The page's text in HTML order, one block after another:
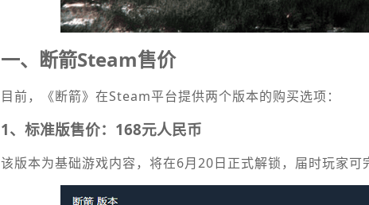
一、断箭Steam售价
目前，《断箭》在Steam平台提供两个版本的购买选项：
1、标准版售价：168元人民币
该版本为基础游戏内容，将在6月20日正式解锁，届时玩家可